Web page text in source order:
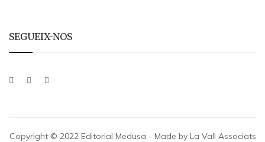
SEGUEIX-NOS
Copyright © 2022 Editorial Medusa - Made by La Vall Associats